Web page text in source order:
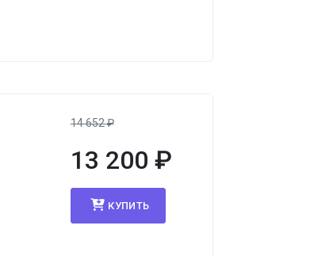
14 652₽
13 200 ₽
КУПИТЬ